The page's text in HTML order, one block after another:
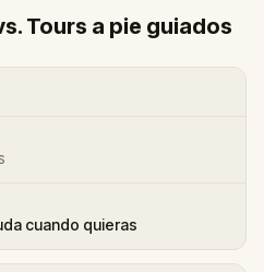
Tours a pie guiados
cuando quieras